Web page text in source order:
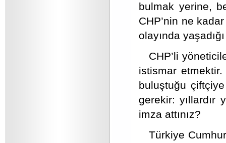
bulmak yerine,
CHP’nin ne
olayında
CHP’li
istismar
buluştuğu
gerekir: yıllardır
imza attınız?
Türkiye